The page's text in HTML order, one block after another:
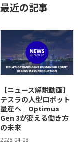
最近の記事
【ニュース解説動画】
テスラの人型ロボット
量産へ｜Optimus
Gen 3が変える働き方
の未来
2026-04-08